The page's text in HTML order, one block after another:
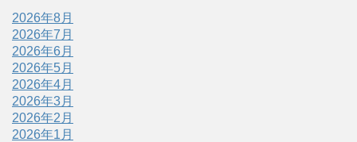
2026年8月
2026年7月
2026年6月
2026年5月
2026年4月
2026年3月
2026年2月
2026年1月